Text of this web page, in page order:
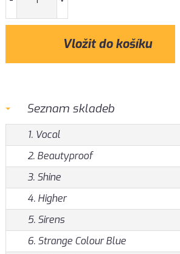
Seznam skladeb
1. Vocal
2. Beautyproof
3. Shine
4. Higher
5. Sirens
6. Strange Colour Blue